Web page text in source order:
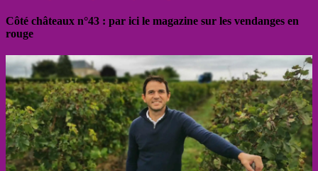
Côté châteaux n°43 : par ici le magazine sur les vendanges en
rouge